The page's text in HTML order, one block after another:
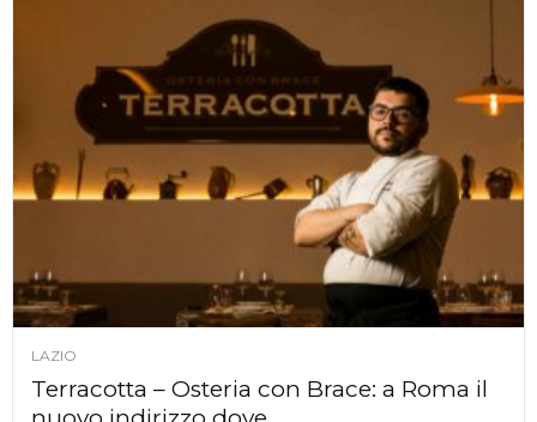
LAZIO
Terracotta – Osteria con Brace: a Roma il